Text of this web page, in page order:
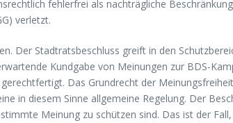
fehlerfrei als nachträgliche
verletzt.
Der Stadtratsbeschluss greift in den
Kundgabe von Meinungen zur BDS-
Das Grundrecht der
in diesem Sinne allgemeine Regelung. Der
Meinung zu schützen sind. Das ist der